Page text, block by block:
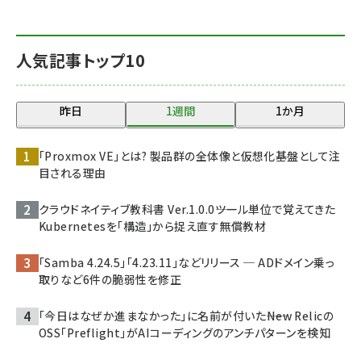
人気記事トップ10
昨日 1週間 1か月
「Proxmox VE」とは? 製品群の全体像と仮想化基盤として注
目される理由
クラウドネイティブ教科書 Ver.1.0.0――ツール単位で覚えてきた
Kubernetesを「構造」から捉え直す無償教材
「Samba 4.24.5」「4.23.11」などリリース ─ ADドメイン乗っ
取りなど6件の脆弱性を修正
「今日はなぜか進まなかった」に名前が付いた――New Relicの
OSS「Preflight」がAIコーディングのアンチパターンを検知